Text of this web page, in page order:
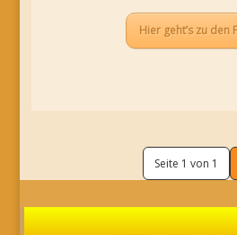
Hier geht’s zu den
Seite 1 von 1